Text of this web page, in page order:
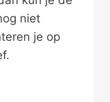
niet
je op